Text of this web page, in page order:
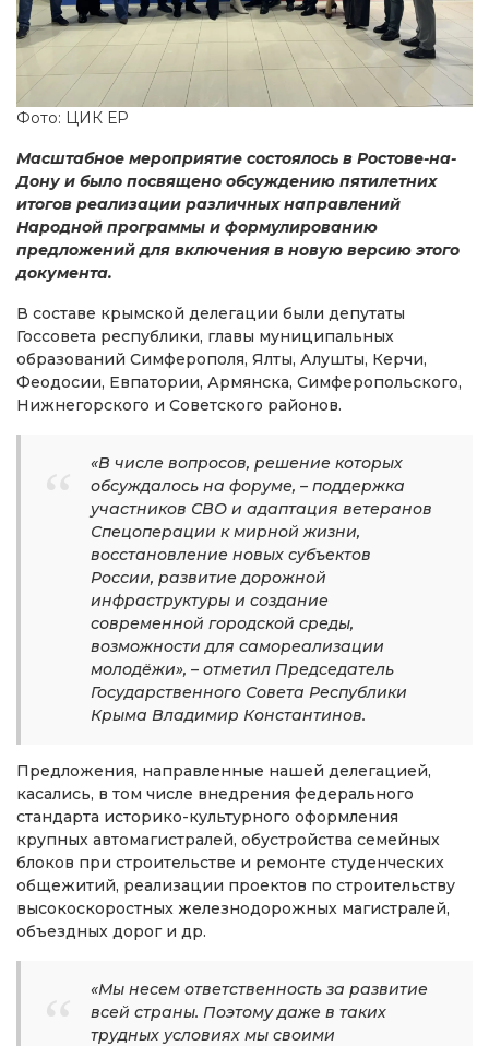
Фото: ЦИК ЕР
Масштабное мероприятие состоялось в Ростове-на-
Дону и было посвящено обсуждению пятилетних
итогов реализации различных направлений
Народной программы и формулированию
предложений для включения в новую версию этого
документа.
В составе крымской делегации были депутаты
Госсовета республики, главы муниципальных
образований Симферополя, Ялты, Алушты, Керчи,
Феодосии, Евпатории, Армянска, Симферопольского,
Нижнегорского и Советского районов.
«В числе вопросов, решение которых
обсуждалось на форуме, – поддержка
участников СВО и адаптация ветеранов
Спецоперации к мирной жизни,
восстановление новых субъектов
России, развитие дорожной
инфраструктуры и создание
современной городской среды,
возможности для самореализации
молодёжи», – отметил Председатель
Государственного Совета Республики
Крыма Владимир Константинов.
Предложения, направленные нашей делегацией,
касались, в том числе внедрения федерального
стандарта историко-культурного оформления
крупных автомагистралей, обустройства семейных
блоков при строительстве и ремонте студенческих
общежитий, реализации проектов по строительству
высокоскоростных железнодорожных магистралей,
объездных дорог и др.
«Мы несем ответственность за развитие
всей страны. Поэтому даже в таких
трудных условиях мы своими